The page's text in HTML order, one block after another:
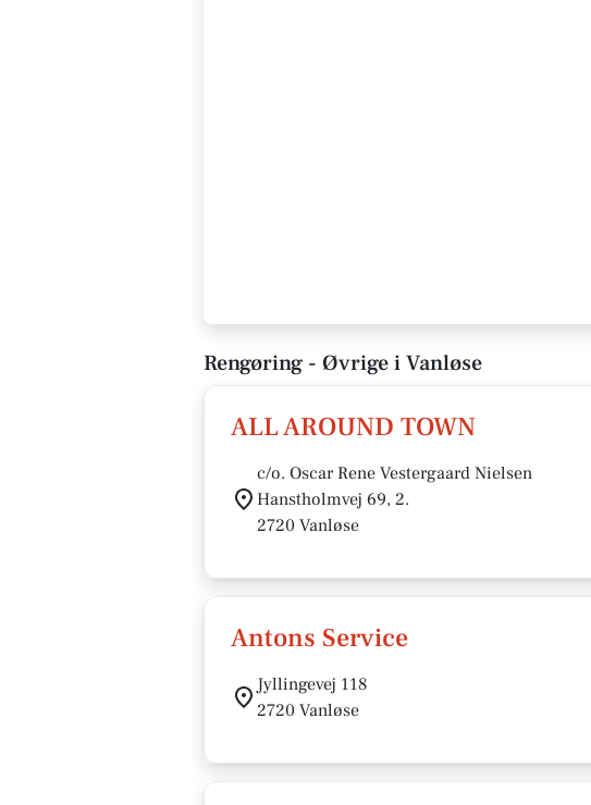
Rengøring - Øvrige i Vanløse
ALL AROUND TOWN
c/o. Oscar Rene Vestergaard Nielsen
Hanstholmvej 69, 2.
2720 Vanløse
Antons Service
Jyllingevej 118
2720 Vanløse